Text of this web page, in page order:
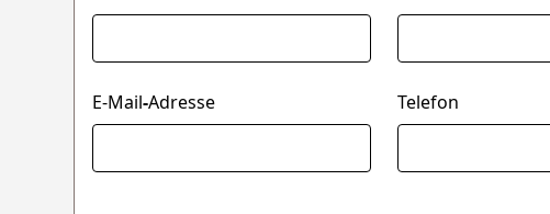
E-Mail-Adresse Telefon